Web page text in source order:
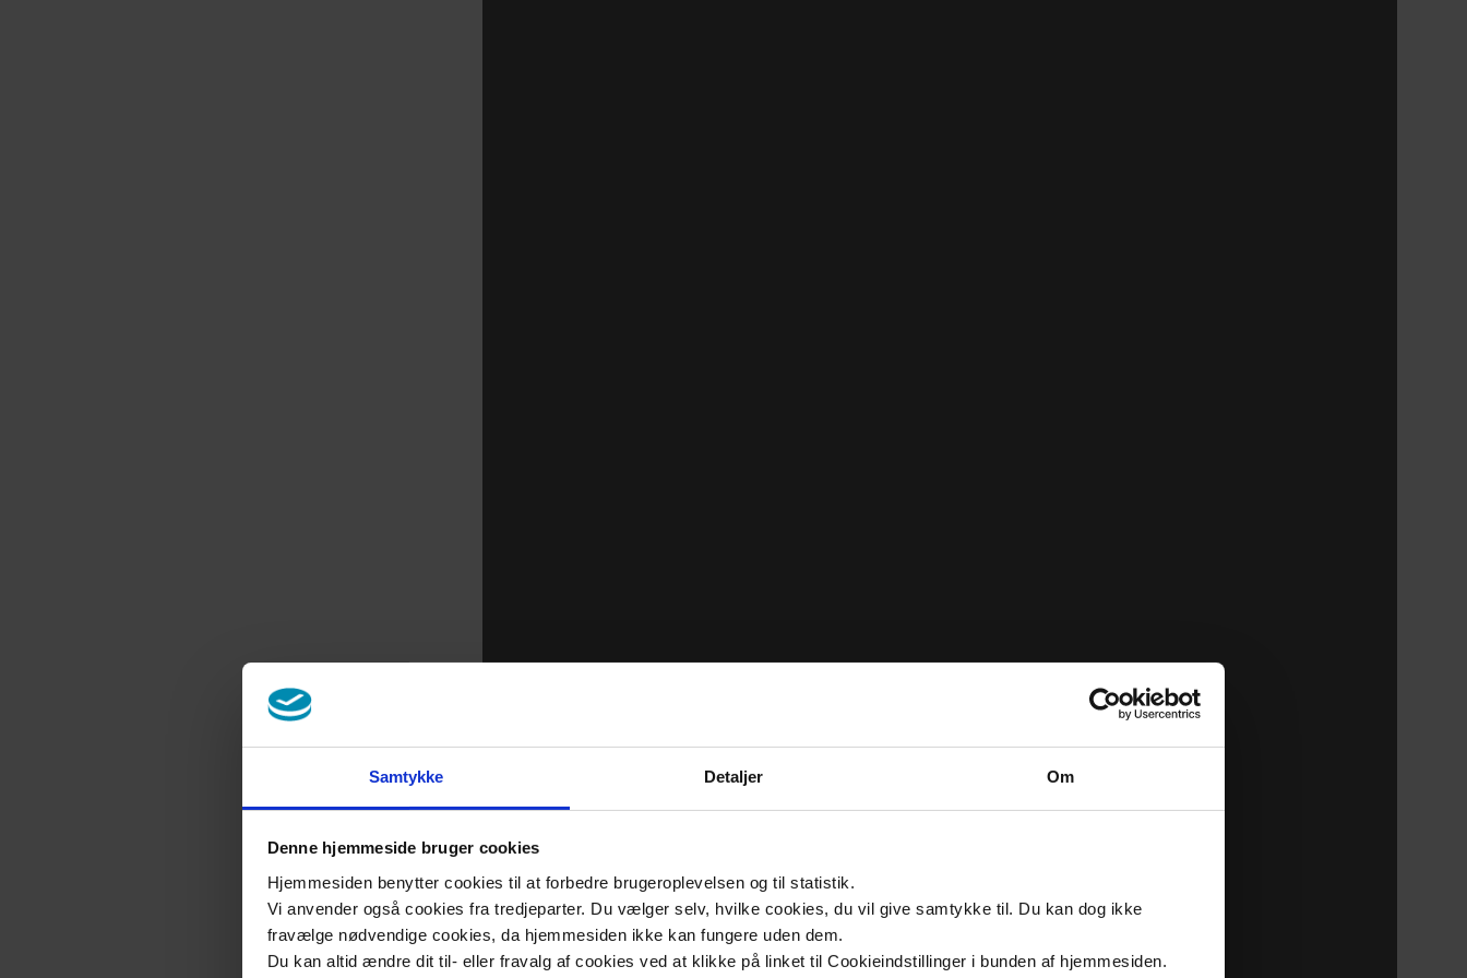
Samtykke Detaljer Om
Denne hjemmeside bruger cookies
Hjemmesiden benytter cookies til at forbedre brugeroplevelsen og til statistik.
Vi anvender også cookies fra tredjeparter. Du vælger selv, hvilke cookies, du vil give samtykke til. Du kan dog ikke
fravælge nødvendige cookies, da hjemmesiden ikke kan fungere uden dem.
Du kan altid ændre dit til- eller fravalg af cookies ved at klikke på linket til Cookieindstillinger i bunden af hjemmesiden.